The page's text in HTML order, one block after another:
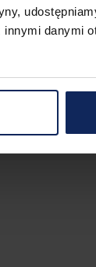
danymi